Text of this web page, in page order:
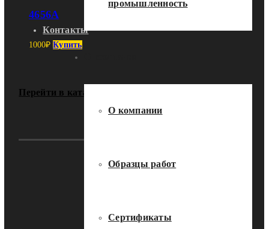
Контакты
Перейти в каталог
промышленность
О компании
Образцы работ
Сертификаты
4656А
1000₽ Купить